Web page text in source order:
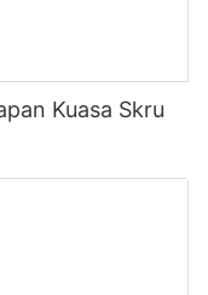
Kuasa Skru